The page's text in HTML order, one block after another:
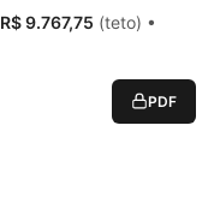
R$ 9.767,75 (teto) •
PDF